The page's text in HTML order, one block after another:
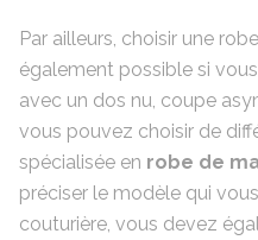
Par ailleurs, choisir une
également possible si
avec un dos nu, coupe
vous pouvez choisir de
spécialisée en robe de
préciser le modèle qui
couturière, vous devez